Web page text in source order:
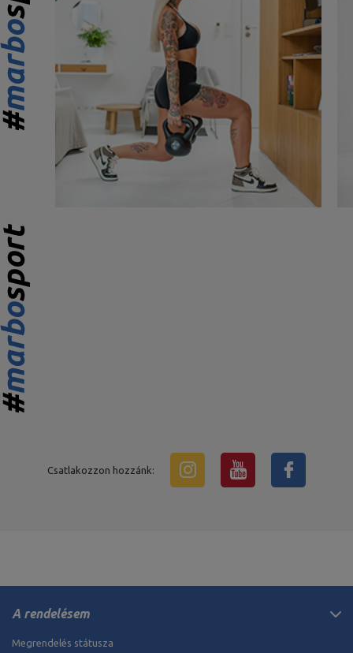
Csatlakozzon hozzánk:
A rendelésem
Megrendelés státusza